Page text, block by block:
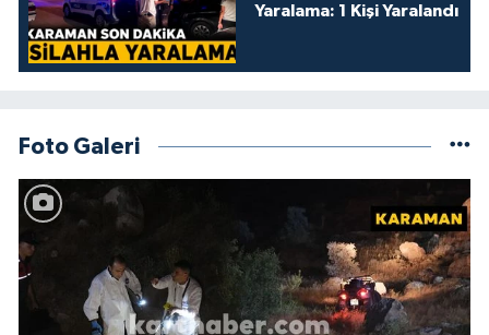
Yaralama: 1 Kişi Yaralandı
Foto Galeri